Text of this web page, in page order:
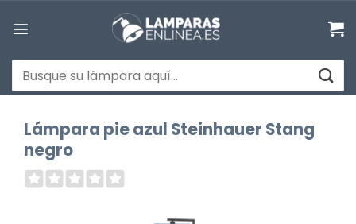
Buscar
por:
Lámpara pie azul Steinhauer Stang
negro